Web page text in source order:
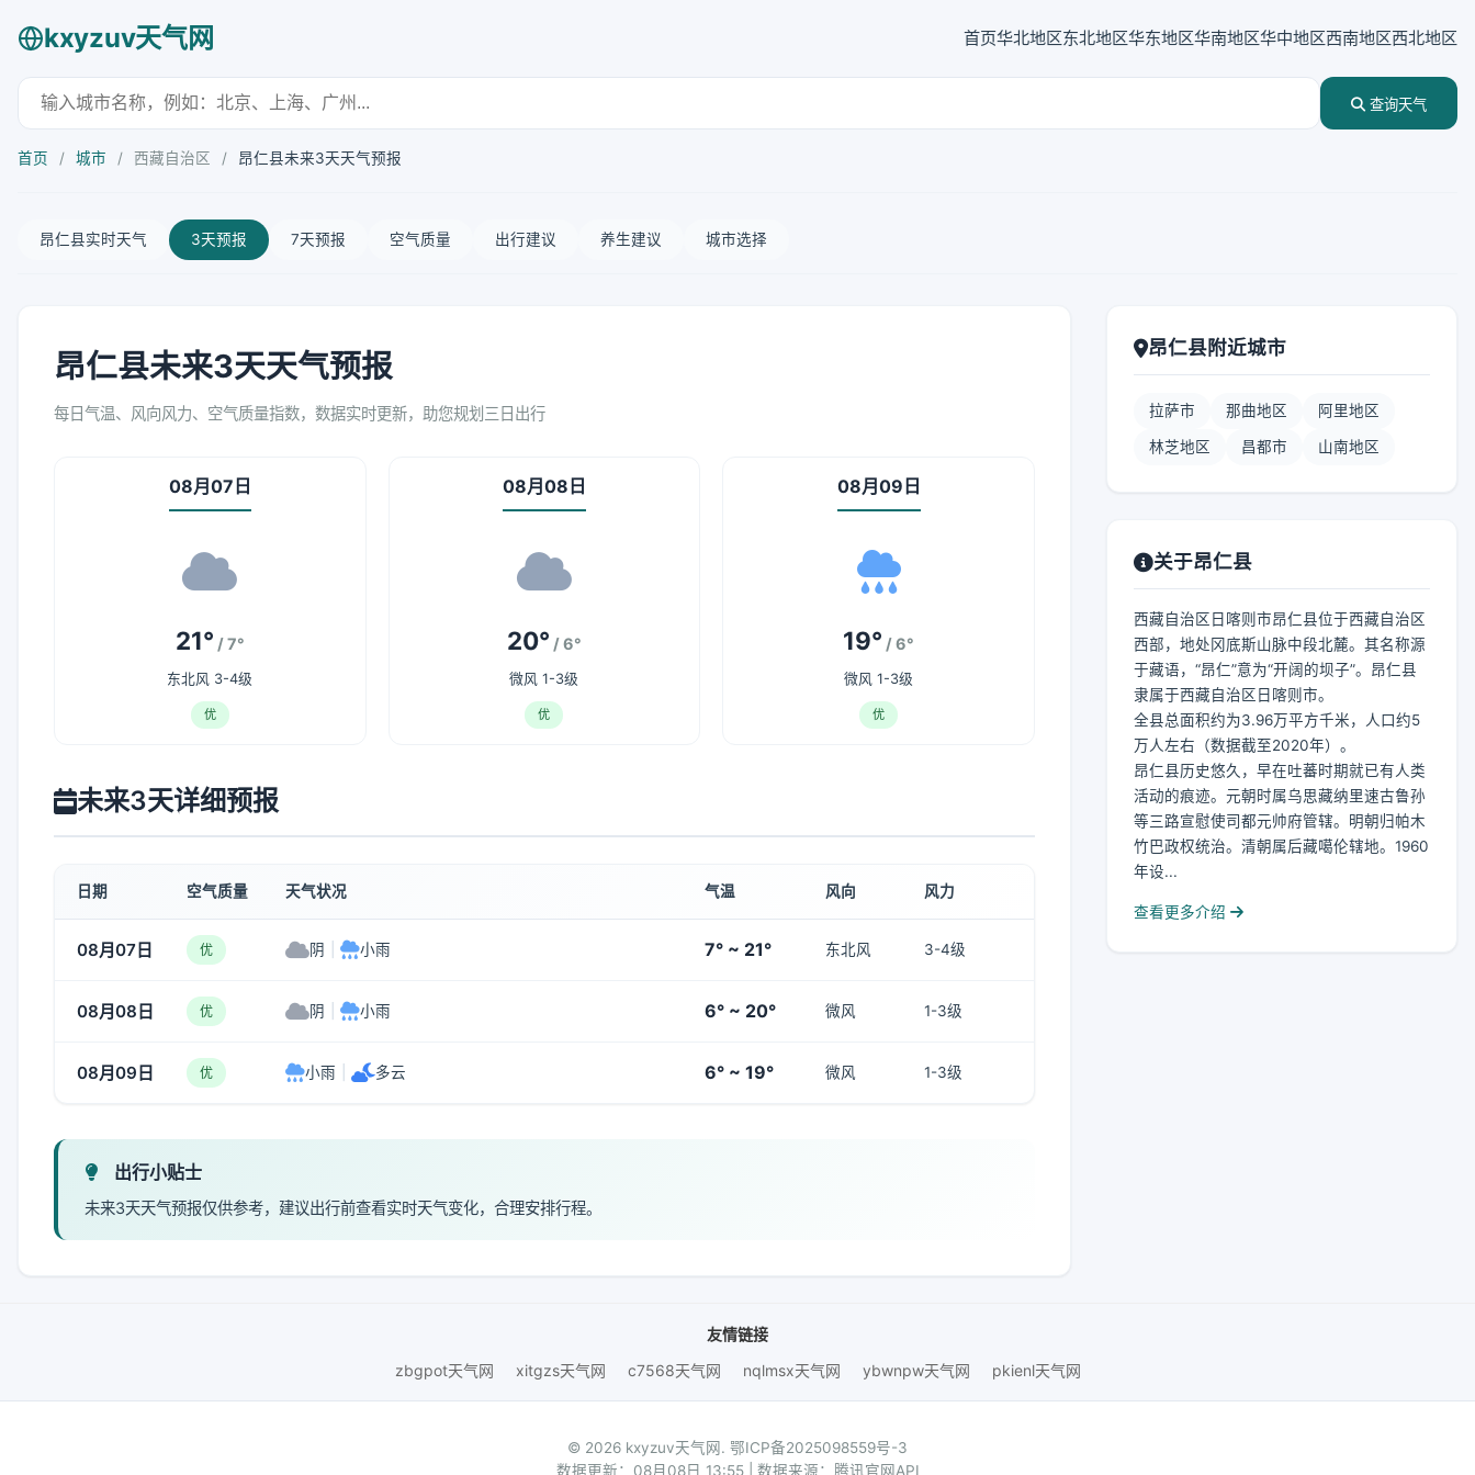
kxyzuv天气网 首页华北地区东北地区华东地区华南地区华中地区西南地区西北地区
查询天气
首页 / 城市 / 西藏自治区 / 昂仁县未来3天天气预报
昂仁县实时天气 3天预报 7天预报 空气质量 出行建议 养生建议 城市选择
昂仁县未来3天天气预报
每日气温、风向风力、空气质量指数，数据实时更新，助您规划三日出行
08月07日
21° / 7°
东北风 3-4级
优
08月08日
20° / 6°
微风 1-3级
优
08月09日
19° / 6°
微风 1-3级
优
未来3天详细预报
日期 空气质量 天气状况 气温 风向 风力
08月07日 优 阴 小雨 7° ~ 21° 东北风 3-4级
08月08日 优 阴 小雨 6° ~ 20° 微风 1-3级
08月09日 优 小雨 多云 6° ~ 19° 微风 1-3级
出行小贴士
未来3天天气预报仅供参考，建议出行前查看实时天气变化，合理安排行程。
昂仁县附近城市
拉萨市 那曲地区 阿里地区
林芝地区 昌都市 山南地区
关于昂仁县
西藏自治区日喀则市昂仁县位于西藏自治区
西部，地处冈底斯山脉中段北麓。其名称源
于藏语，“昂仁”意为“开阔的坝子”。昂仁县
隶属于西藏自治区日喀则市。
全县总面积约为3.96万平方千米，人口约5
万人左右（数据截至2020年）。
昂仁县历史悠久，早在吐蕃时期就已有人类
活动的痕迹。元朝时属乌思藏纳里速古鲁孙
等三路宣慰使司都元帅府管辖。明朝归帕木
竹巴政权统治。清朝属后藏噶伦辖地。1960
年设...
查看更多介绍
友情链接
zbgpot天气网
xitgzs天气网 c7568天气网 nqlmsx天气网 ybwnpw天气网 pkienl天气网
© 2026 kxyzuv天气网. 鄂ICP备2025098559号-3
数据更新：08月08日 13:55 | 数据来源：腾讯官网API